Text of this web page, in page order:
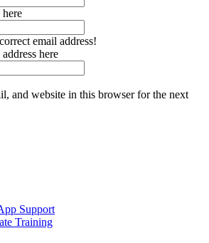
here
email address!
here
and website in this browser for the next
Training